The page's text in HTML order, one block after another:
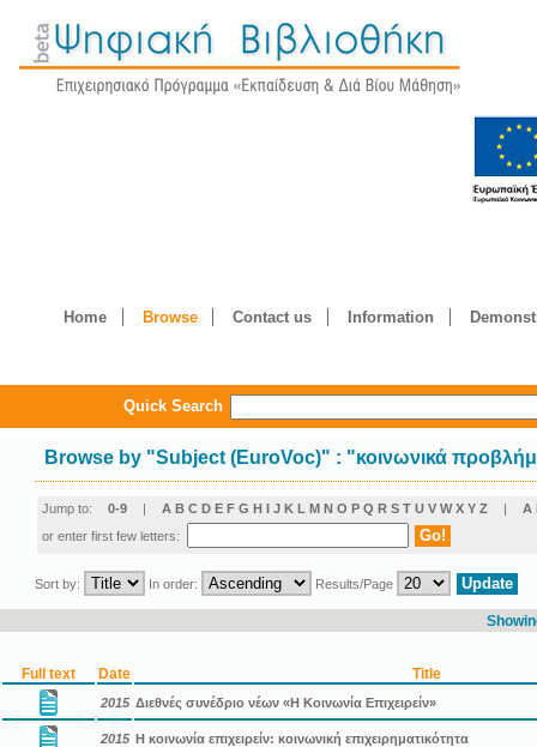
Home Browse Contact us Information
Quick Search
Browse by "Subject (EuroVoc)" : "κοινωνικά
Jump to: 0-9 | A B C D E F G H I J K L M N O P Q R S T U V W X Y Z | Α
or enter first few letters:
Sort by: In order: Results/Page
Full text Date Title
2015 Διεθνές συνέδριο νέων «Η Κοινωνία Επιχειρείν»
2015 Η κοινωνία επιχειρείν: κοινωνική επιχειρηματικότητα